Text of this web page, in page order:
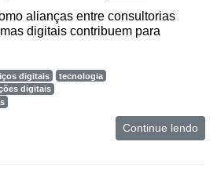
alianças entre consultorias
digitais contribuem para
digitais
tecnologia
digitais
Continue lendo